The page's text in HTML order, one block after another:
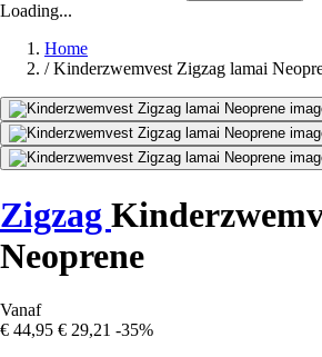
Loading...
Home
/ Kinderzwemvest Zigzag lamai
Zigzag
Neoprene
Vanaf
€ 44,95 € 29,21 -35%